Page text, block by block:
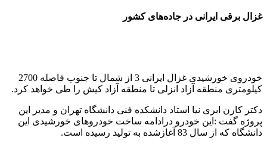
غزال برقی ایرانی در جاده‌های کشور
خودروی خورشیدی غزال ایرانی 3 از شمال تا جنوب فاصله 2700
کیلومتری منطقه آزاد انزلی تا منطقه آزاد کیش را طی خواهد کرد.
دکتر کارن ابری نیا استاد دانشکده فنی دانشگاه تهران و مدیر این
پروژه گفت :این خودرو درادامه ساخت خودروهای خورشیدی این
دانشگاه که از سال 83 آغازشده به تولید رسیده است.